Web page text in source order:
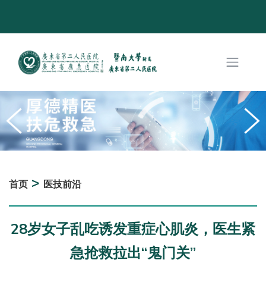
首页 > 医技前沿
28岁女子乱吃诱发重症心肌炎，医生紧
急抢救拉出“鬼门关”